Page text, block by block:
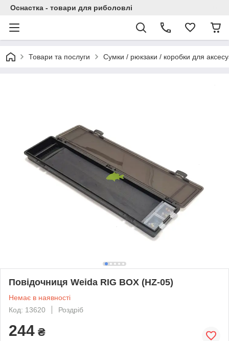
Оснастка - товари для риболовлі
Товари та послуги Сумки / рюкзаки / коробки для
Повідочниця Weida RIG BOX (HZ-05)
Немає в наявності
Код: 13620
Роздріб
244 ₴